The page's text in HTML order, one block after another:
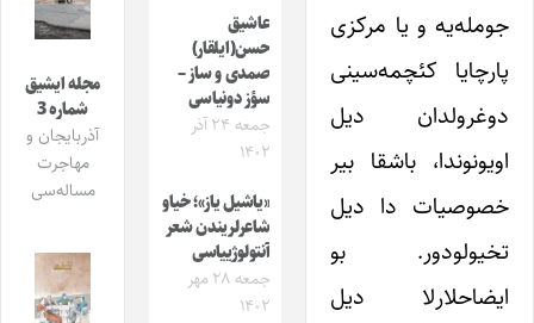
جومله‌‌یه و یا مرکزی
پارچایا کئچمه‌سینی
دوغرولدان دیل
اویونوندا، باشقا بیر
خصوصیات دا دیل
تخیولودور. بو
ایضاحلارلا دیل
عاشیق
حسن(ایلقار)
صمدی و ساز –
سؤز دونیاسی
جمعه ۲۴ آذر
۱۴۰۲
«یاشیل یاز»؛ خیاو
شاعرلریندن شعر
آنتولوژییاسی
جمعه ۲۸ مهر
۱۴۰۲
مجله ایشیق
شماره 3
آذربایجان و
مهاجرت
مساله‌سی